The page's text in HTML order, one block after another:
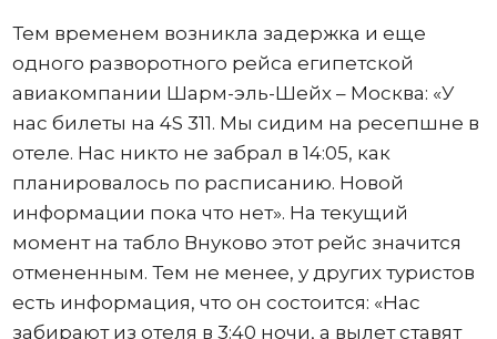
Тем временем возникла задержка и еще
одного разворотного рейса египетской
авиакомпании Шарм-эль-Шейх – Москва: «У
нас билеты на 4S 311. Мы сидим на ресепшне в
отеле. Нас никто не забрал в 14:05, как
планировалось по расписанию. Новой
информации пока что нет». На текущий
момент на табло Внуково этот рейс значится
отмененным. Тем не менее, у других туристов
есть информация, что он состоится: «Нас
забирают из отеля в 3:40 ночи, а вылет ставят